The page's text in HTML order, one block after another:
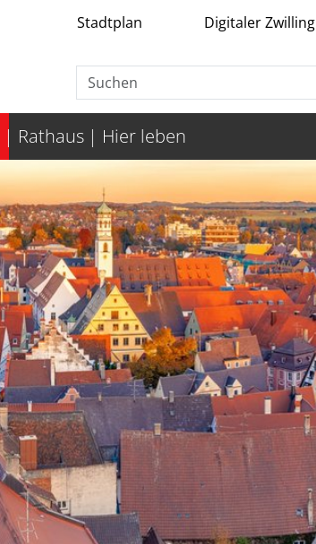
Stadtplan Digitaler Zwilling
Rathaus Hier leben